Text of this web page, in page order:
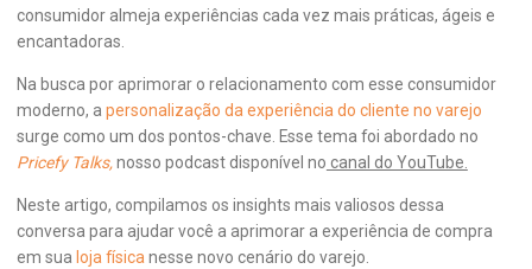
consumidor almeja experiências cada vez mais práticas, ágeis e
encantadoras.
Na busca por aprimorar o relacionamento com esse consumidor
moderno, a personalização da experiência do cliente no varejo
surge como um dos pontos-chave. Esse tema foi abordado no
Pricefy Talks,nosso podcast disponível no canal do YouTube.
Neste artigo, compilamos os insights mais valiosos dessa
conversa para ajudar você a aprimorar a experiência de compra
em sua loja física nesse novo cenário do varejo.